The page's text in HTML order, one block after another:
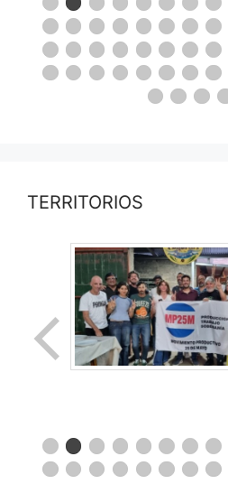
TERRITORIOS